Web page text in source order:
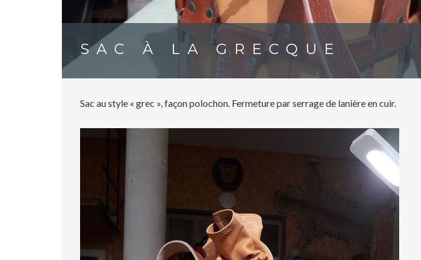
SAC À LA GRECQUE
Sac au style « grec », façon polochon. Fermeture par serrage de lanière en cuir.